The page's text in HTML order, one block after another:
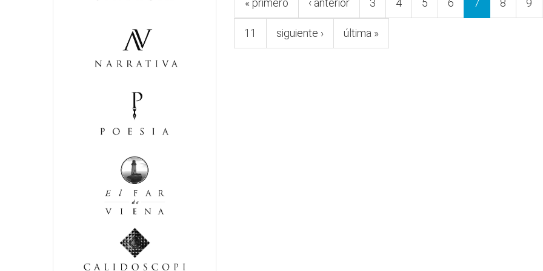
« primero ‹ anterior 3 4 5 6 7 8 9
11 siguiente › última »